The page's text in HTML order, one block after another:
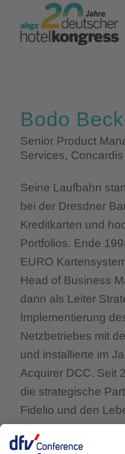
Bodo
Senior Product
Services,
Seine Laufbahn
bei der Dresdner
Kreditkarten und
Portfolios. Ende
EURO
Head of Business
dann als Leiter
Implementierung
Netzbetriebes mit
und installierte im
Acquirer DCC. Seit
die strategische
Fidelio und den
Kooperation sowie
Payment Gateway“,